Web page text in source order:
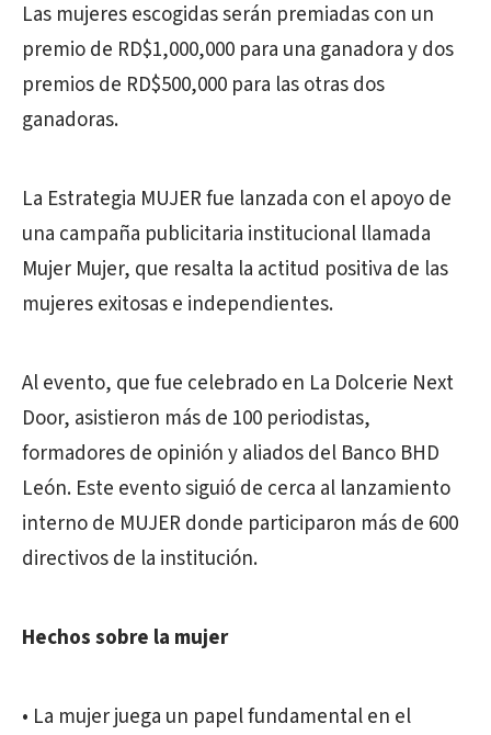
Las mujeres escogidas serán premiadas con un
premio de RD$1,000,000 para una ganadora y dos
premios de RD$500,000 para las otras dos
ganadoras.
La Estrategia MUJER fue lanzada con el apoyo de
una campaña publicitaria institucional llamada
Mujer Mujer, que resalta la actitud positiva de las
mujeres exitosas e independientes.
Al evento, que fue celebrado en La Dolcerie Next
Door, asistieron más de 100 periodistas,
formadores de opinión y aliados del Banco BHD
León. Este evento siguió de cerca al lanzamiento
interno de MUJER donde participaron más de 600
directivos de la institución.
Hechos sobre la mujer
• La mujer juega un papel fundamental en el